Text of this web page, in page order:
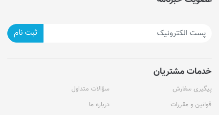
ثبت نام
خدمات مشتریان
پیگیری سفارش
سؤالات متداول
قوانین و مقررات
درباره ما